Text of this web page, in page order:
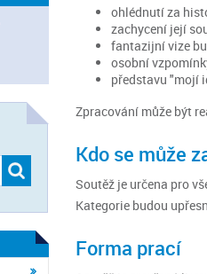
ohlédnutí za
zachycení její
fantazijní vize
osobní
představu "mojí
Zpracování může být
Kdo se může
Soutěž je určena pro
Kategorie budou
Forma prací